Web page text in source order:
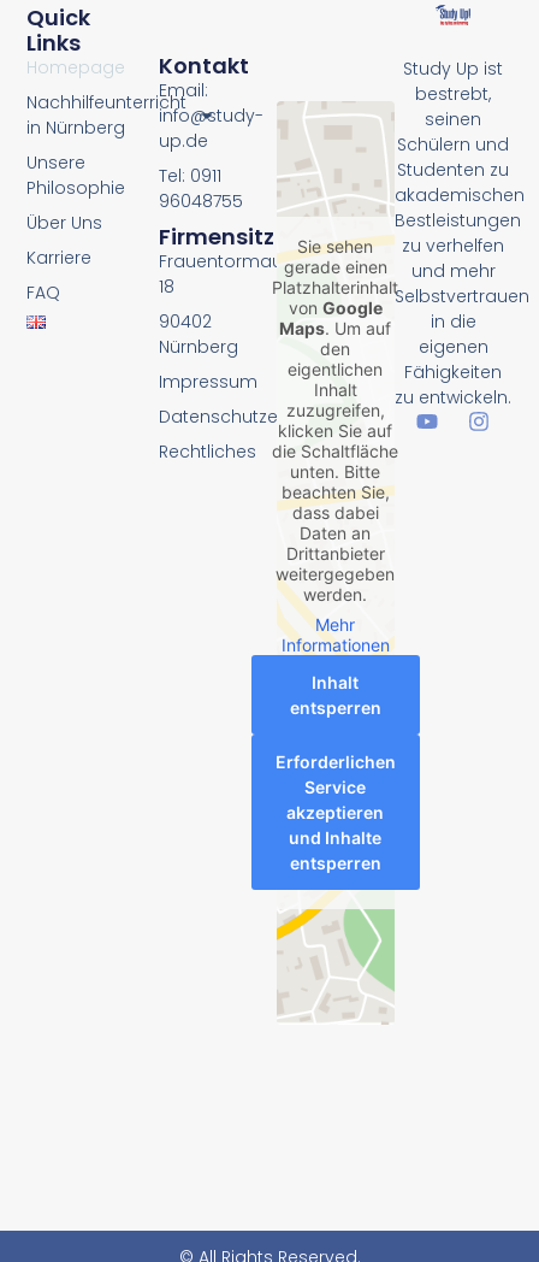
Study Up ist
bestrebt,
seinen
Schülern und
Studenten zu
akademischen
Bestleistungen
zu verhelfen
und mehr
Selbstvertrauen
in die
eigenen
Fähigkeiten
zu entwickeln.
Quick
Links
Homepage
Nachhilfeunterricht
in Nürnberg
Unsere
Philosophie
Über Uns
Karriere
FAQ
Kontakt
Email:
info@study-
up.de
Tel: 0911
96048755
Firmensitz
Frauentormauer
18
90402
Nürnberg
Impressum
Datenschutzerklärung
Rechtliches
Sie sehen
gerade einen
Platzhalterinhalt
von Google
Maps. Um auf
den
eigentlichen
Inhalt
zuzugreifen,
klicken Sie auf
die Schaltfläche
unten. Bitte
beachten Sie,
dass dabei
Daten an
Drittanbieter
weitergegeben
werden.
Mehr
Informationen
Inhalt
entsperren
Erforderlichen
Service
akzeptieren
und Inhalte
entsperren
© All Rights Reserved.